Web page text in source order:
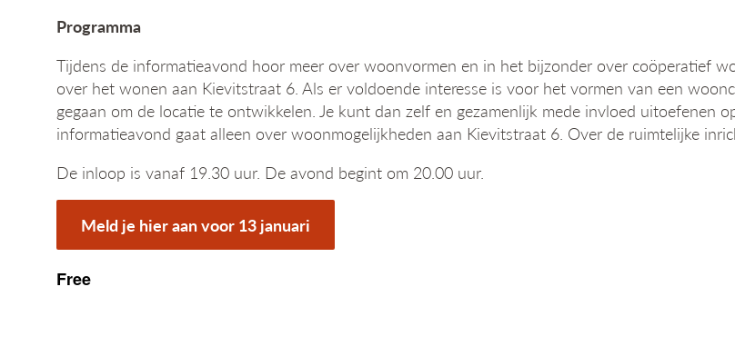
Programma
Tijdens de informatieavond hoor meer over woonvormen en in het bijzonder over coöperatief
over het wonen aan Kievitstraat 6. Als er voldoende interesse is voor het vormen van een
gegaan om de locatie te ontwikkelen. Je kunt dan zelf en gezamenlijk mede invloed uitoefenen
informatieavond gaat alleen over woonmogelijkheden aan Kievitstraat 6. Over de ruimtelijke
De inloop is vanaf 19.30 uur. De avond begint om 20.00 uur.
Meld je hier aan voor 13 januari
Free